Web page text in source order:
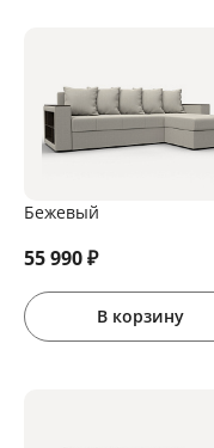
Бежевый
55 990₽
В корзину